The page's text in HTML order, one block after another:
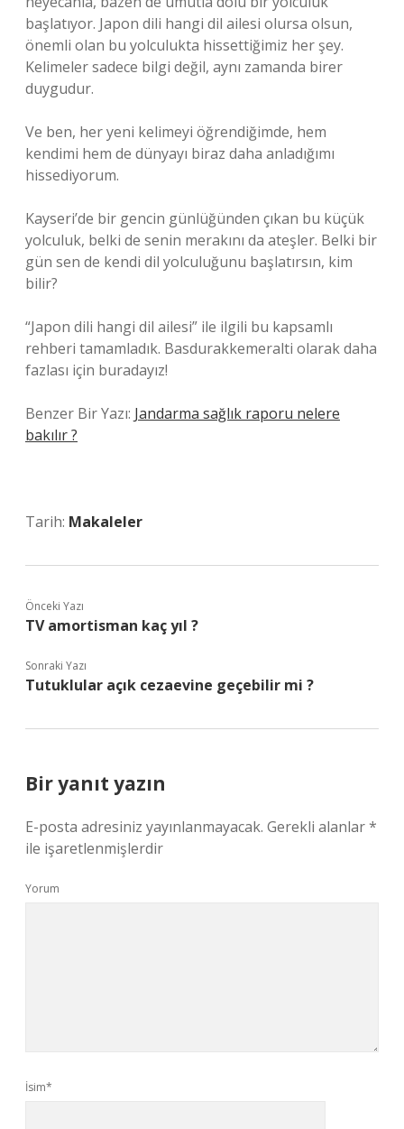
başlatıyor. Japon dili hangi dil ailesi olursa olsun,
önemli olan bu yolculukta hissettiğimiz her şey.
Kelimeler sadece bilgi değil, aynı zamanda birer
duygudur.
Ve ben, her yeni kelimeyi öğrendiğimde, hem
kendimi hem de dünyayı biraz daha anladığımı
hissediyorum.
Kayseri’de bir gencin günlüğünden çıkan bu küçük
yolculuk, belki de senin merakını da ateşler. Belki bir
gün sen de kendi dil yolculuğunu başlatırsın, kim
bilir?
“Japon dili hangi dil ailesi” ile ilgili bu kapsamlı
rehberi tamamladık. Basdurakkemeralti olarak daha
fazlası için buradayız!
Benzer Bir Yazı: Jandarma sağlık raporu nelere
bakılır ?
Tarih: Makaleler
Önceki Yazı
TV amortisman kaç yıl ?
Sonraki Yazı
Tutuklular açık cezaevine geçebilir mi ?
Bir yanıt yazın
E-posta adresiniz yayınlanmayacak. Gerekli alanlar*
ile işaretlenmişlerdir
Yorum
İsim*